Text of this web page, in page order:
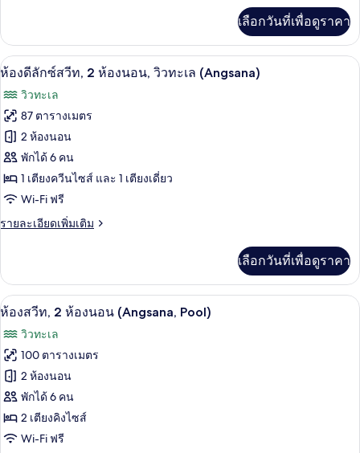
1
ห้อง
นอน,
วิว
ทะเล
(Angsana)
เกี่ยว
กับ
ห้อง
ลัก
ซ์
สวี
ท,
ห้อง
นอน,
วิว
(Angsana)
เลือกวันที่เพื่อดูราคา
เปิด
ภาพถ่าย
ทั้งหมด
ของ
ห้อง
ดี
ลัก
ซ์
2
ห้อง
นอน,
วิว
ทะเล
(Angsana)
ตู้นิรภัยในห้องพัก, โต๊ะทำงาน, ผ้าม่าน
5
ห้องดีลักซ์สวีท, 2 ห้องนอน, วิวทะเล (Angsana)
วิวทะเล
87 ตารางเมตร
2 ห้องนอน
พักได้ 6 คน
1 เตียงควีนไซส์ และ 1 เตียงเดี่ยว
Wi-Fi ฟรี
รายละเอียดเพิ่มเติม
ราย
เกี่ยว
กับ
ห้อง
ลัก
ซ์
สวี
ท,
2
ห้อง
นอน,
วิว
เลือกวันที่เพื่อดูราคา
เปิด
ภาพถ่าย
ทั้งหมด
ของ
ห้อง
สวีท,
2
ห้องสวีท, 2 ห้องนอน (Angsana,
4
ห้องสวีท, 2 ห้องนอน (Angsana, Pool)
วิวทะเล
100 ตารางเมตร
2 ห้องนอน
พักได้ 6 คน
2 เตียงคิงไซส์
Wi-Fi ฟรี